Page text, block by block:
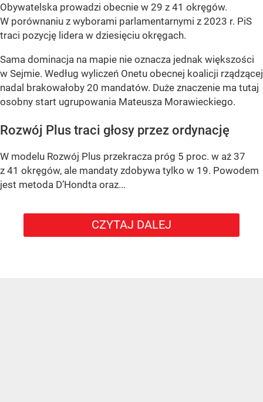
Obywatelska prowadzi obecnie w 29 z 41 okręgów.
W porównaniu z wyborami parlamentarnymi z 2023 r. PiS
traci pozycję lidera w dziesięciu okręgach.
Sama dominacja na mapie nie oznacza jednak większości
w Sejmie. Według wyliczeń Onetu obecnej koalicji rządzącej
nadal brakowałoby 20 mandatów. Duże znaczenie ma tutaj
osobny start ugrupowania Mateusza Morawieckiego.
Rozwój Plus traci głosy przez ordynację
W modelu Rozwój Plus przekracza próg 5 proc. w aż 37
z 41 okręgów, ale mandaty zdobywa tylko w 19. Powodem
jest metoda D’Hondta oraz...
CZYTAJ DALEJ